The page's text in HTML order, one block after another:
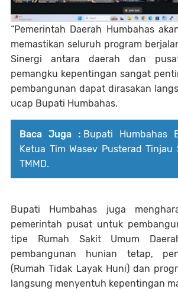
“Pemerintah Daerah Humbahas
memastikan seluruh program
Sinergi antara daerah dan
pemangku kepentingan sangat
pembangunan dapat dirasakan
ucap Bupati Humbahas.
Baca Juga : Bupati Humbahas
Ketua Tim Wasev Pusterad Tinjau
TMMD.
Bupati Humbahas juga
pemerintah pusat untuk
tipe Rumah Sakit Umum
pembangunan hunian tetap,
(Rumah Tidak Layak Huni) dan
langsung menyentuh kepentingan